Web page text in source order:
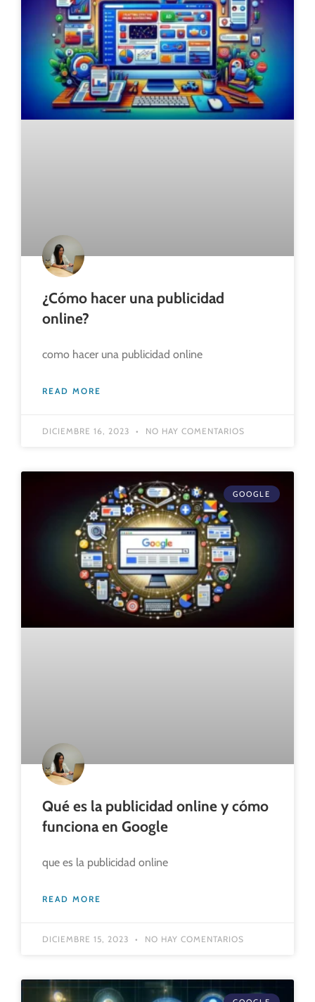
¿Cómo hacer una publicidad
online?
como hacer una publicidad online
READ MORE
DICIEMBRE 16, 2023 NO HAY COMENTARIOS
GOOGLE
Qué es la publicidad online y cómo
funciona en Google
que es la publicidad online
READ MORE
DICIEMBRE 15, 2023 NO HAY COMENTARIOS